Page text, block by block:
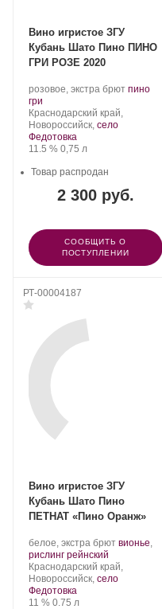
Вино игристое ЗГУ
Кубань Шато Пино ПИНО
ГРИ РОЗЕ 2020
Производитель:
Шато
Пино.
розовое, экстра брют .пино
гри
Регион:
Краснодарский край,
Новороссийск, село
Федотовка
Крепость
11.5 %. Объем
0,75 л
2 300 руб.
Товар распродан
СООБЩИТЬ О
ПОСТУПЛЕНИИ
РТ-00004187
Вино игристое ЗГУ
Кубань Шато Пино
ПЕТНАТ «Пино Оранж»
Производитель:
Шато
Пино.
белое, экстра брют .
винограда:
вионье,
рислинг рейнский
Регион:
Краснодарский край,
Новороссийск, село
Федотовка
Крепость
11 %. Объем
0.75 л